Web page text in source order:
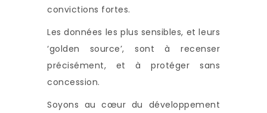
convictions fortes.
Les données les plus sensibles, et leurs
‘golden source’, sont à recenser
précisément, et à protéger sans
concession.
Soyons au cœur du développement